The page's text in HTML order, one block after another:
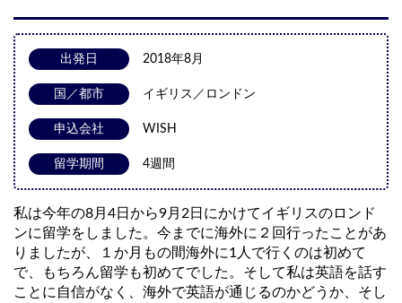
出発日 2018年8月
国／都市 イギリス／ロンドン
申込会社 WISH
留学期間 4週間
私は今年の8月4日から9月2日にかけてイギリスのロンド
ンに留学をしました。今までに海外に２回行ったことがあ
りましたが、１か月もの間海外に1人で行くのは初めて
で、もちろん留学も初めてでした。そして私は英語を話す
ことに自信がなく、海外で英語が通じるのかどうか、そし